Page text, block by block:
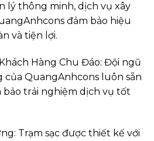
lý thông minh, dịch vụ xây
đảm bảo hiệu
và tiện lợi.
Hàng Chu Đáo: Đội ngũ
của QuangAnhcons luôn sẵn
bảo trải nghiệm dịch vụ tốt
Trạm sạc được thiết kế với